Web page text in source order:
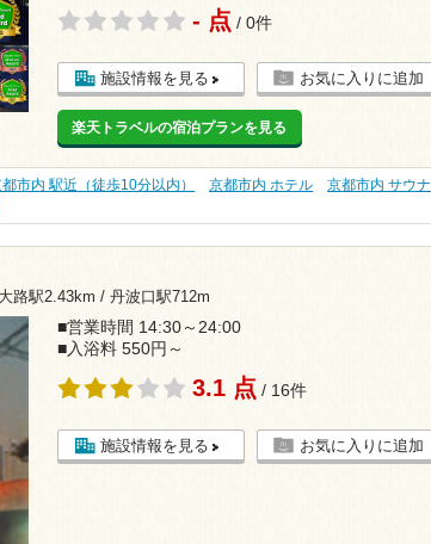
- 点 / 0件
施設情報を見る お気に入りに追加
楽天トラベルの宿泊プランを見る
市内 駅近（徒歩10分以内） 京都市内 ホテル 京都市内 サウナ
路駅2.43km / 丹波口駅712m
■営業時間 14:30～24:00
■入浴料 550円～
3.1 点 / 16件
施設情報を見る お気に入りに追加